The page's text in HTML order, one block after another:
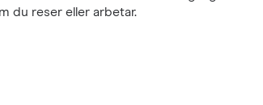
du reser eller arbetar.